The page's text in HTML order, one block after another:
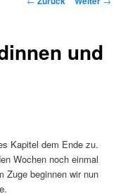
und
Kapitel dem Ende zu.
Wochen noch einmal
Zuge beginnen wir nun